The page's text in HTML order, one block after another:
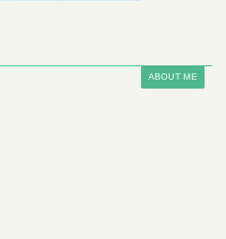
ABOUT ME